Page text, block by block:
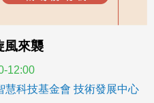
風來襲
12:00
慧科技基金會 技術發展中心